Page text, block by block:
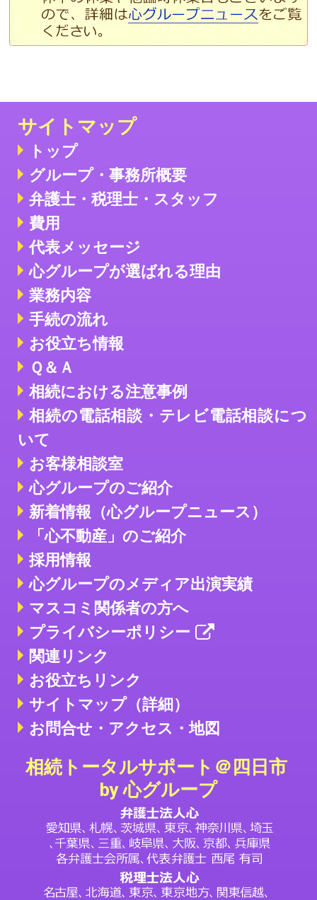
サイトマップ
トップ
グループ・事務所概要
弁護士・税理士・スタッフ
費用
代表メッセージ
心グループが選ばれる理由
業務内容
手続の流れ
お役立ち情報
Ｑ＆Ａ
相続における注意事例
相続の電話相談・テレビ電話相談につ
いて
お客様相談室
心グループのご紹介
新着情報（心グループニュース）
「心不動産」のご紹介
採用情報
心グループのメディア出演実績
マスコミ関係者の方へ
プライバシーポリシー
関連リンク
お役立ちリンク
サイトマップ（詳細）
お問合せ・アクセス・地図
相続トータルサポート＠四日市
by 心グループ